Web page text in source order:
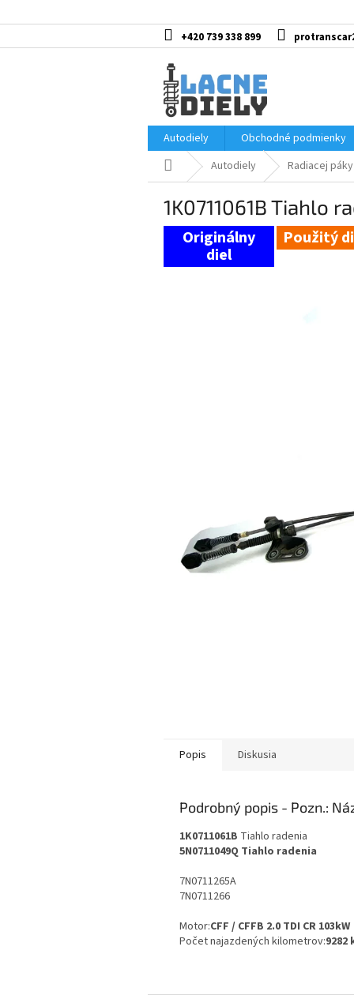
na
+420 739 338 899
Autodiely
Obchodné podmienky
DomovAutodiely Radiacej páky
1K0711061B Tiahlo
Použitý
Popis Diskusia
Podrobný popis
1K0711061B Tiahlo radenia
5N0711049Q Tiahlo radenia
7N0711265A
7N0711266
Motor:CFF / CFFB 2.0 TDI CR 103kW
Počet najazdených kilometrov:9282